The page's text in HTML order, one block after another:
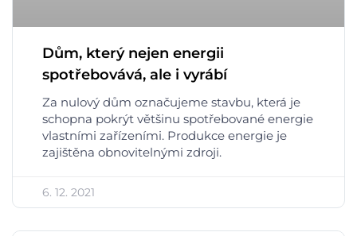
Dům, který nejen energii
spotřebovává, ale i vyrábí
Za nulový dům označujeme stavbu, která je
schopna pokrýt většinu spotřebované energie
vlastními zařízeními. Produkce energie je
zajištěna obnovitelnými zdroji.
6. 12. 2021